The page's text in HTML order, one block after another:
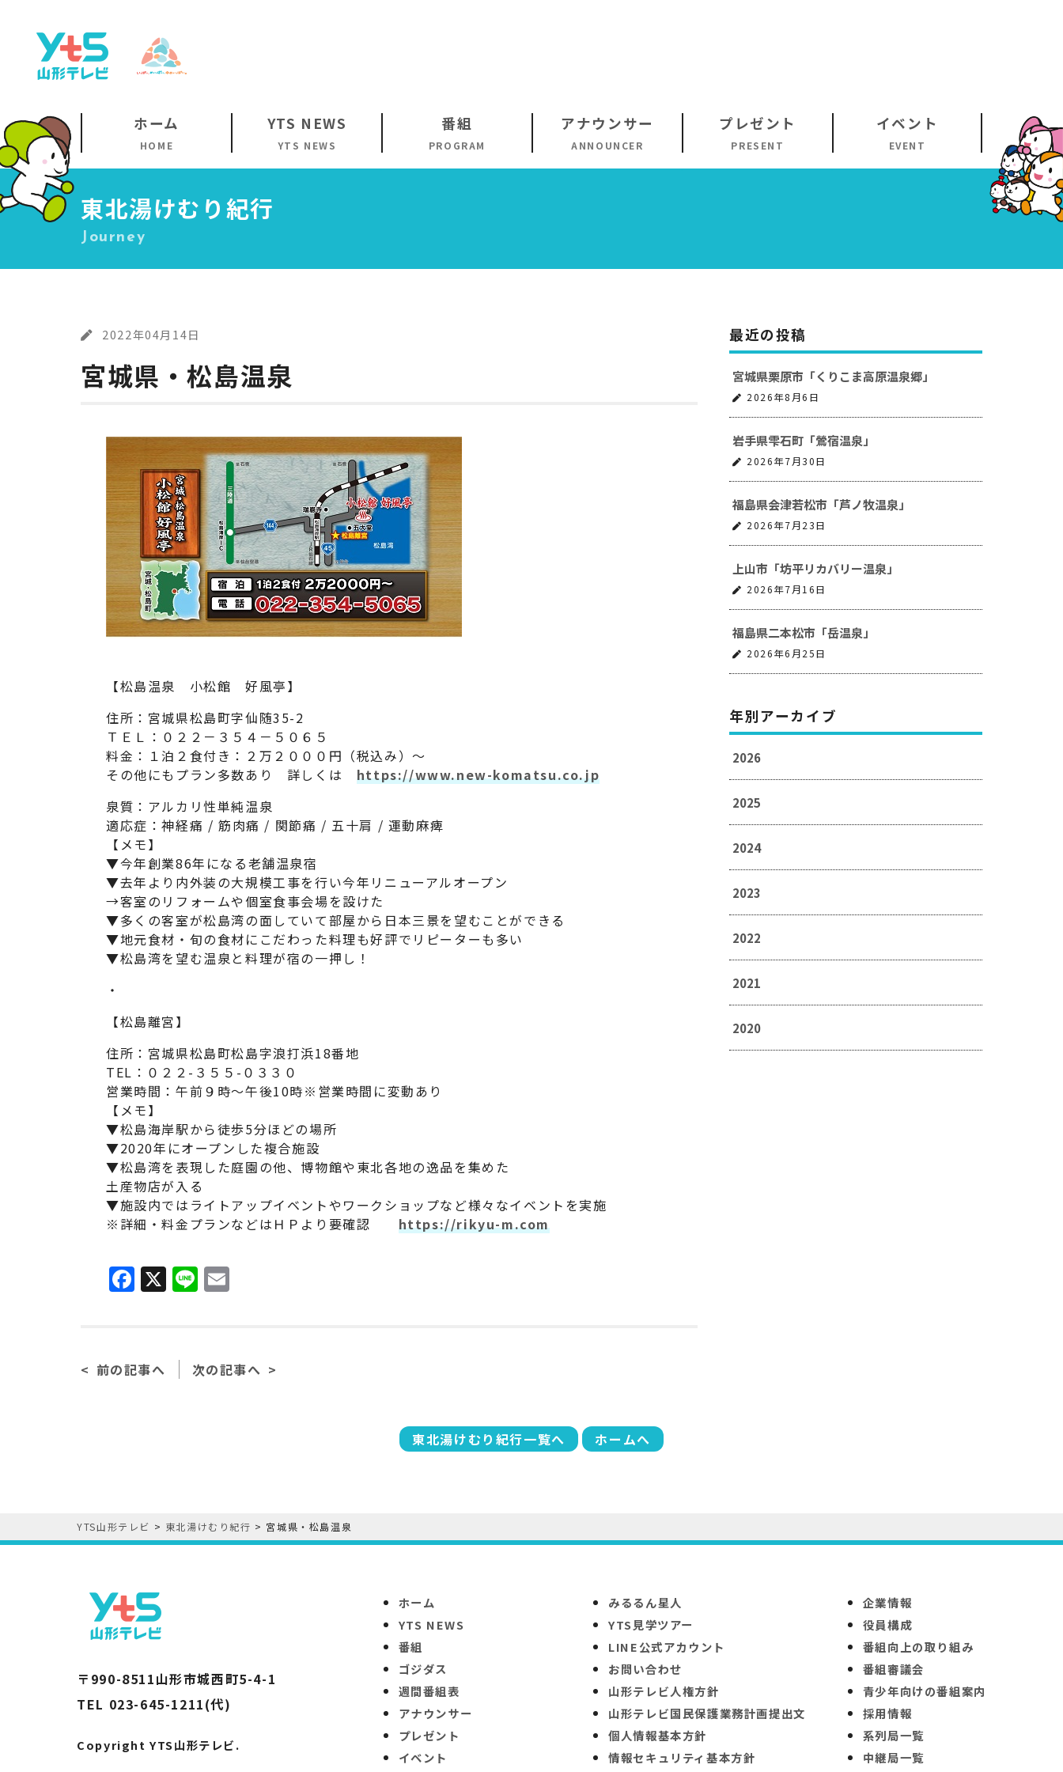
ホーム
HOME
YTS NEWS
YTS NEWS
番組
PROGRAM
アナウンサー
ANNOUNCER
プレゼント
PRESENT
イベント
EVENT
東北湯けむり紀行
Journey
2022年04月14日
宮城県・松島温泉
【松島温泉 小松館 好風亭】
住所：宮城県松島町字仙随35-2
ＴＥＬ：０２２－３５４－５０６５
料金：１泊２食付き：２万２０００円（税込み）～
その他にもプラン多数あり 詳しくは https://www.new-komatsu.co.jp
泉質：アルカリ性単純温泉
適応症：神経痛 / 筋肉痛 / 関節痛 / 五十肩 / 運動麻痺
【メモ】
▼今年創業86年になる老舗温泉宿
▼去年より内外装の大規模工事を行い今年リニューアルオープン
→客室のリフォームや個室食事会場を設けた
▼多くの客室が松島湾の面していて部屋から日本三景を望むことができる
▼地元食材・旬の食材にこだわった料理も好評でリピーターも多い
▼松島湾を望む温泉と料理が宿の一押し！
・
【松島離宮】
住所：宮城県松島町松島字浪打浜18番地
TEL：０２２-３５５-０３３０
営業時間：午前９時～午後10時※営業時間に変動あり
【メモ】
▼松島海岸駅から徒歩5分ほどの場所
▼2020年にオープンした複合施設
▼松島湾を表現した庭園の他、博物館や東北各地の逸品を集めた
土産物店が入る
▼施設内ではライトアップイベントやワークショップなど様々なイベントを実施
※詳細・料金プランなどはＨＰより要確認 https://rikyu-m.com
F
a
b
X Li
n
前の記事へ 次の記事へ
最近の投稿
宮城県栗原市「くりこま高原温泉郷」
2026年8月6日
岩手県雫石町「鶯宿温泉」
2026年7月30日
福島県会津若松市「芦ノ牧温泉」
2026年7月23日
上山市「坊平リカバリー温泉」
2026年7月16日
福島県二本松市「岳温泉」
2026年6月25日
年別アーカイブ
2026
2025
2024
2023
2022
2021
2020
東北湯けむり紀行一覧へ ホームへ
YTS山形テレビ > 東北湯けむり紀行 > 宮城県・松島温泉
〒990-8511山形市城西町5-4-1
TEL 023-645-1211(代)
Copyright YTS山形テレビ.
ホーム
YTS NEWS
番組
ゴジダス
週間番組表
アナウンサー
プレゼント
イベント
みるるん星人
YTS見学ツアー
LINE公式アカウント
お問い合わせ
山形テレビ人権方針
山形テレビ国民保護業務計画提出文
個人情報基本方針
情報セキュリティ基本方針
企業情報
役員構成
番組向上の取り組み
番組審議会
青少年向けの番組案内
採用情報
系列局一覧
中継局一覧